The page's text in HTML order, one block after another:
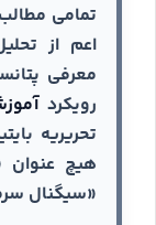
تمامی
اعم از
معرفی
رویکرد
تحریریه
هیچ
«سیگنال